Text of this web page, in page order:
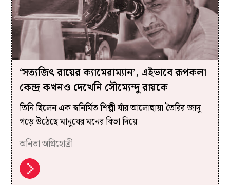
‘সত্যজিৎ রায়ের ক্যামেরাম্যান’, এইভাবে রূপকলা
কেন্দ্র কখনও দেখেনি সৌম্যেন্দু রায়কে
তিনি ছিলেন এক স্বনির্মিত শিল্পী যাঁর আলোছায়া তৈরির জাদু
গড়ে উঠেছে মানুষের মনের বিভা দিয়ে।
অনিতা অগ্নিহোত্রী